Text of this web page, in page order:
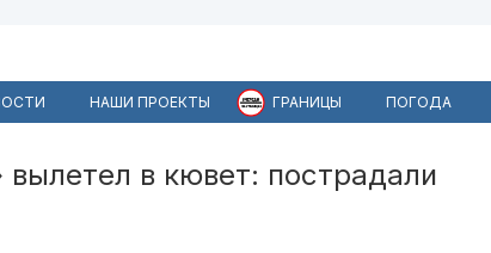
НАШИ ПРОЕКТЫ ГРАНИЦЫ ПОГОДА
в кювет: пострадали